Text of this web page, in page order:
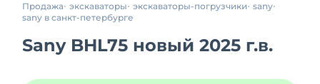
Продажа экскаваторы экскаваторы-погрузчики sany
sany в санкт-петербурге
Sany BHL75 новый 2025 г.в.